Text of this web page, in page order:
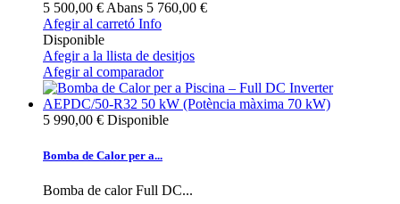
5 500,00 € Abans 5 760,00 €
Afegir al carretó Info
Disponible
Afegir a la llista de desitjos
Afegir al comparador
5 990,00 € Disponible
Bomba de Calor per a...
Bomba de calor Full DC...